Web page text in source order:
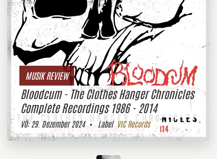
MUSIK REVIEW
Bloodcum - The Clothes Hanger Chronicles
Complete Recordings 1986 - 2014
VÖ:29. Dezember 2024• Label VIC Records